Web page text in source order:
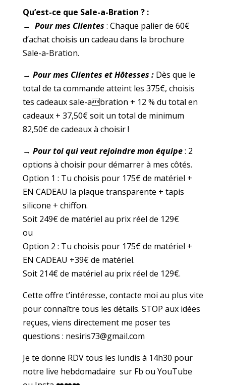
Qu’est-ce que Sale-a-Bration ? :
→ Pour mes Clientes : Chaque palier de 60€
d’achat choisis un cadeau dans la brochure
Sale-a-Bration.
→ Pour mes Clientes et Hôtesses :Dès que le
total de ta commande atteint les 375€, choisis
tes cadeaux sale-abration + 12 % du total en
cadeaux + 37,50€ soit un total de minimum
82,50€ de cadeaux à choisir !
→ Pour toi qui veut rejoindre mon équipe: 2
options à choisir pour démarrer à mes côtés.
Option 1 : Tu choisis pour 175€ de matériel +
EN CADEAU la plaque transparente + tapis
silicone + chiffon.
Soit 249€ de matériel au prix réel de 129€
ou
Option 2 : Tu choisis pour 175€ de matériel +
EN CADEAU +39€ de matériel.
Soit 214€ de matériel au prix réel de 129€.
Cette offre t’intéresse, contacte moi au plus vite
pour connaître tous les détails. STOP aux idées
reçues, viens directement me poser tes
questions : nesiris73@gmail.com
Je te donne RDV tous les lundis à 14h30 pour
notre live hebdomadaire sur Fb ou YouTube